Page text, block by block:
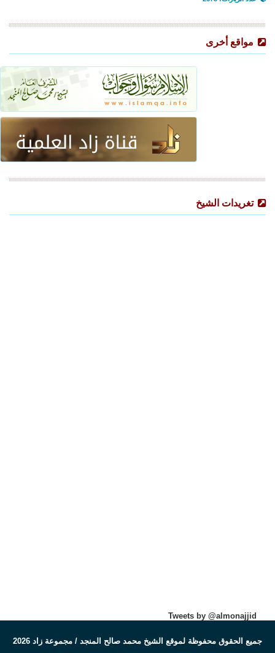
مواقع أخرى
تغريدات الشيخ
Tweets by @almonajjid
جميع الحقوق محفوظة لموقع الشيخ محمد صالح المنجد / مجموعة زاد 2026